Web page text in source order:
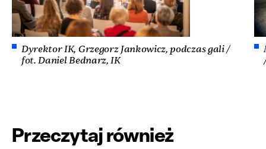
Dyrektor IK, Grzegorz Jankowicz, podczas gali /
fot. Daniel Bednarz, IK
Przeczytaj również